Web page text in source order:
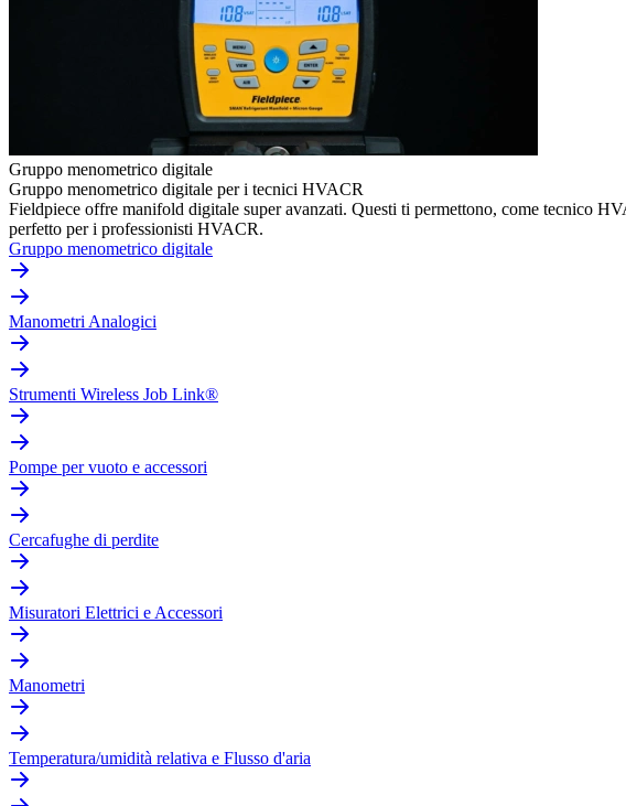
Gruppo menometrico digitale
Gruppo menometrico digitale per i tecnici HVACR
Fieldpiece offre manifold digitale super avanzati. Questi ti permettono, come tecnico
perfetto per i professionisti HVACR.
Gruppo menometrico digitale
Manometri Analogici
Strumenti Wireless Job Link®
Pompe per vuoto e accessori
Cercafughe di perdite
Misuratori Elettrici e Accessori
Manometri
Temperatura/umidità relativa e Flusso d'aria